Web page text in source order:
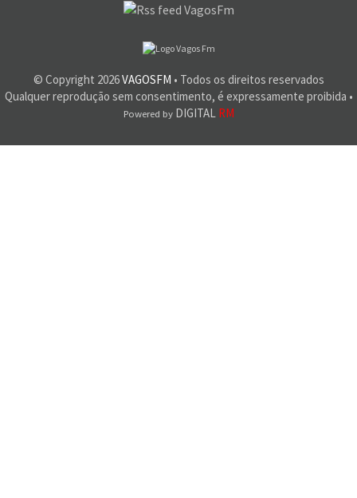
© Copyright 2026VAGOSFM • Todos os direitos reservados
Qualquer reprodução sem consentimento, é expressamente proibida •
Powered byDIGITAL RM